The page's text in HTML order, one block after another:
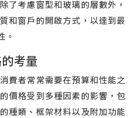
了考慮窗型和玻璃的層數外，
和窗戶的開啟方式，以達到最
。
考量
費者常常需要在預算和性能之
價格受到多種因素的影響，包
種類、框架材料以及附加功能